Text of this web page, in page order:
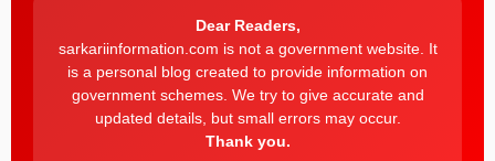
Dear Readers,
sarkariinformation.com is not a government website. It
is a personal blog created to provide information on
government schemes. We try to give accurate and
updated details, but small errors may occur.
Thank you.